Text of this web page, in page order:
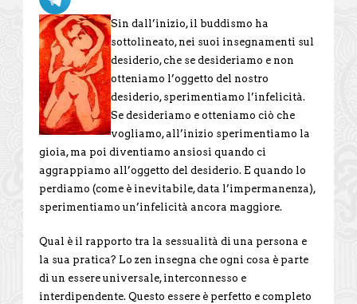
Sin dall’inizio, il buddismo ha
sottolineato, nei suoi insegnamenti sul
desiderio, che se desideriamo e non
otteniamo l’oggetto del nostro
desiderio, sperimentiamo l’infelicità.
Se desideriamo e otteniamo ciò che
vogliamo, all’inizio sperimentiamo la
gioia, ma poi diventiamo ansiosi quando ci
aggrappiamo all’oggetto del desiderio. E quando lo
perdiamo (come è inevitabile, data l’impermanenza),
sperimentiamo un’infelicità ancora maggiore.
Qual è il rapporto tra la sessualità di una persona e
la sua pratica? Lo zen insegna che ogni cosa è parte
di un essere universale, interconnesso e
interdipendente. Questo essere è perfetto e completo